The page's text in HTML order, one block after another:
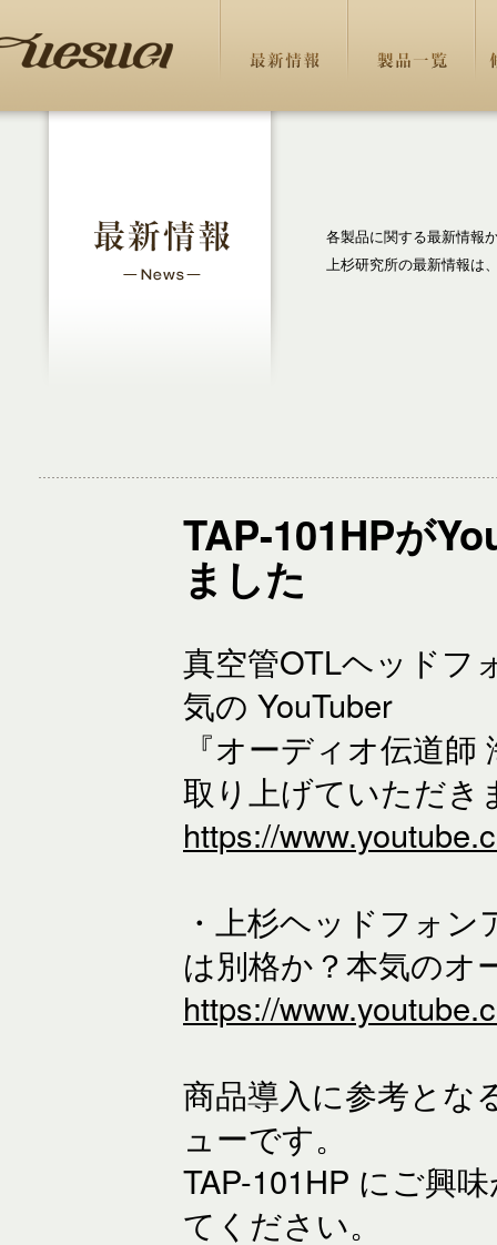
各製品に関する最新情報
上杉研究所の最新情報は
TAP-101HPが
ました
真空管OTLヘッドフ
気の YouTuber
『オーディオ伝道
取り上げていただき
https://
・上杉ヘッドフォ
は別格か？本気のオ
https://
商品導入に参考とな
ューです。
TAP-101HP にご興
てください。